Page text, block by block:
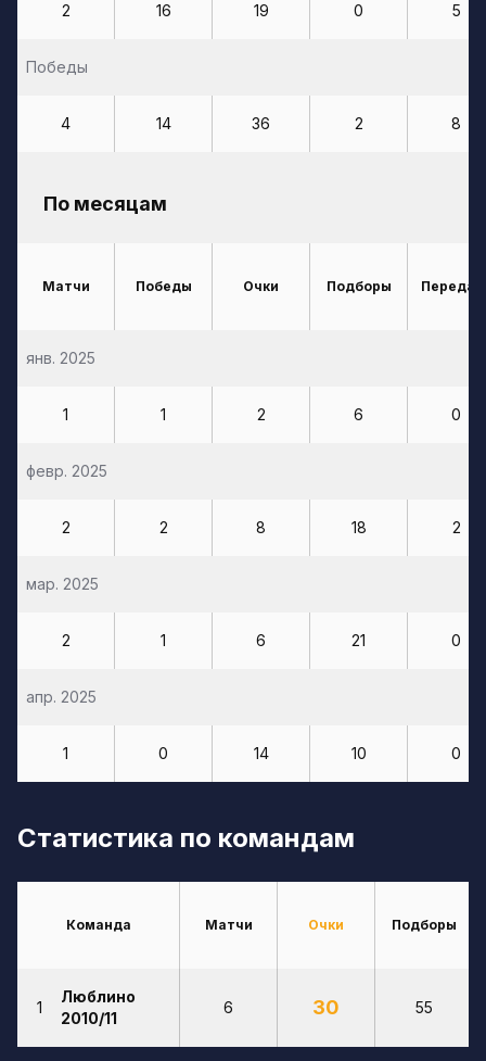
2 16 19 0 5
Победы
4 14 36 2 8
По месяцам
Матчи Победы Очки Подборы
янв. 2025
1 1 2 6 0
февр. 2025
2 2 8 18 2
мар. 2025
2 1 6 21 0
апр. 2025
1 0 14 10 0
Статистика по командам
Команда Матчи Очки Подборы
1
Люблино
2010/11
6 30 55